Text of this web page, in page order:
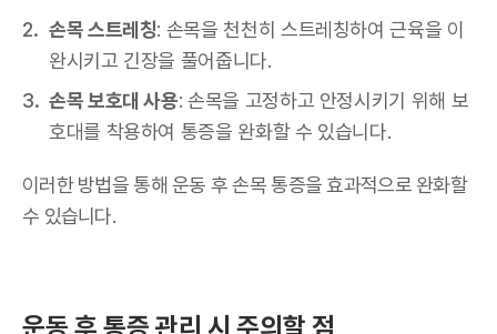
손목 스트레칭: 손목을 천천히 스트레칭하여 근육을 이
완시키고 긴장을 풀어줍니다.
손목 보호대 사용: 손목을 고정하고 안정시키기 위해 보
호대를 착용하여 통증을 완화할 수 있습니다.
이러한 방법을 통해 운동 후 손목 통증을 효과적으로 완화할
수 있습니다.
운동 후 통증 관리 시 주의할 점